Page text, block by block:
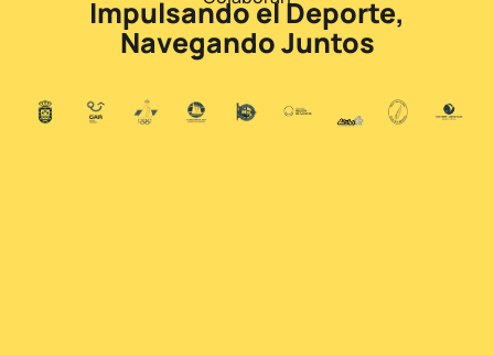
Impulsando el Deporte,
Navegando Juntos